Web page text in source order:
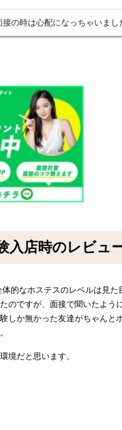
の時は心配になっちゃいまし
入店時のレビュ
的なホステスのレベルは見
のですが、面接で聞いたよう
しか無かった友達がちゃんと
境だと思います。